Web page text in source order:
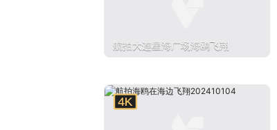
航拍大连星海广场海鸥飞翔